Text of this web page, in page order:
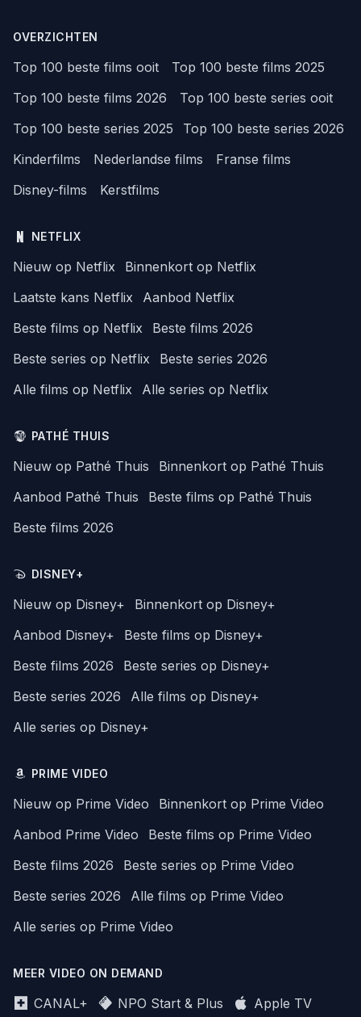
OVERZICHTEN
Top 100 beste films ooit
Top 100 beste films 2025
Top 100 beste films 2026
Top 100 beste series ooit
Top 100 beste series 2025
Top 100 beste series 2026
Kinderfilms
Nederlandse films
Franse films
Disney-films
Kerstfilms
NETFLIX
Nieuw op Netflix
Binnenkort op Netflix
Laatste kans Netflix
Aanbod Netflix
Beste films op Netflix
Beste films 2026
Beste series op Netflix
Beste series 2026
Alle films op Netflix
Alle series op Netflix
PATHÉ THUIS
Nieuw op Pathé Thuis
Binnenkort op Pathé Thuis
Aanbod Pathé Thuis
Beste films op Pathé Thuis
Beste films 2026
DISNEY+
Nieuw op Disney+
Binnenkort op Disney+
Aanbod Disney+
Beste films op Disney+
Beste films 2026
Beste series op Disney+
Beste series 2026
Alle films op Disney+
Alle series op Disney+
PRIME VIDEO
Nieuw op Prime Video
Binnenkort op Prime Video
Aanbod Prime Video
Beste films op Prime Video
Beste films 2026
Beste series op Prime Video
Beste series 2026
Alle films op Prime Video
Alle series op Prime Video
MEER VIDEO ON DEMAND
CANAL+ NPO Start & Plus Apple TV